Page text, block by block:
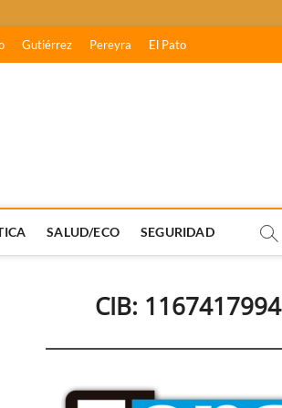
Gutiérrez Pereyra El Pato
SALUD/ECO SEGURIDAD
CIB: 1167417994